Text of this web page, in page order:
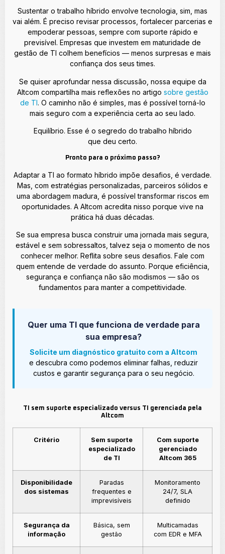
Sustentar o trabalho híbrido envolve tecnologia, sim, mas
vai além. É preciso revisar processos, fortalecer parcerias e
empoderar pessoas, sempre com suporte rápido e
previsível. Empresas que investem em maturidade de
gestão de TI colhem benefícios — menos surpresas e mais
confiança dos seus times.
Se quiser aprofundar nessa discussão, nossa equipe da
Altcom compartilha mais reflexões no artigo sobre gestão
de TI. O caminho não é simples, mas é possível torná-lo
mais seguro com a experiência certa ao seu lado.
Equilíbrio. Esse é o segredo do trabalho híbrido
que deu certo.
Pronto para o próximo passo?
Adaptar a TI ao formato híbrido impõe desafios, é verdade.
Mas, com estratégias personalizadas, parceiros sólidos e
uma abordagem madura, é possível transformar riscos em
oportunidades. A Altcom acredita nisso porque vive na
prática há duas décadas.
Se sua empresa busca construir uma jornada mais segura,
estável e sem sobressaltos, talvez seja o momento de nos
conhecer melhor. Reflita sobre seus desafios. Fale com
quem entende de verdade do assunto. Porque eficiência,
segurança e confiança não são modismos — são os
fundamentos para manter a competitividade.
Quer uma TI que funciona de verdade para
sua empresa?
Solicite um diagnóstico gratuito com a Altcom
e descubra como podemos eliminar falhas, reduzir
custos e garantir segurança para o seu negócio.
TI sem suporte especializado versus TI gerenciada pela
Altcom
Critério
Sem suporte
especializado
de TI
Com suporte
gerenciado
Altcom 365
Disponibilidade
dos sistemas
Paradas
frequentes e
imprevisíveis
Monitoramento
24/7, SLA
definido
Segurança da
informação
Básica, sem
gestão
Multicamadas
com EDR e MFA